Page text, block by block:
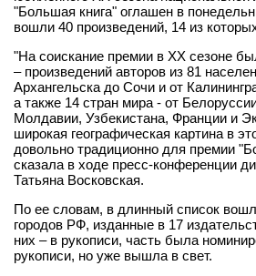
"Большая книга" оглашен в
вошли 40 произведений, 14 из
"На соискание премии в XX сезоне
– произведений авторов из 81
Архангельска до Сочи и от
а также 14 стран мира - от
Молдавии, Узбекистана, Франции и
широкая географическая картина в
довольно традиционно для премии
сказала в ходе пресс-конференции
Татьяна Восковская.
По ее словам, в длинный список
городов РФ, изданные в 17
них – в рукописи, часть была
рукописи, но уже вышла в свет.